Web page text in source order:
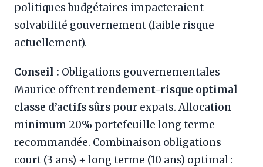
politiques budgétaires impacteraient
solvabilité gouvernement (faible risque
actuellement).
Conseil : Obligations gouvernementales
Maurice offrent rendement-risque optimal
classe d’actifs sûrs pour expats. Allocation
minimum 20% portefeuille long terme
recommandée. Combinaison obligations
court (3 ans) + long terme (10 ans) optimal :